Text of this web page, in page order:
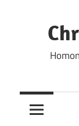
content